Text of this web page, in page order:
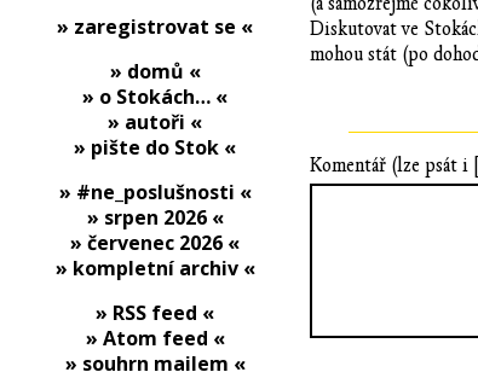
Diskutovat ve
mohou stát (po
Komentář (lze psát i
» zaregistrovat se «
» domů «
» o Stokách… «
» autoři «
» pište do Stok «
» #ne_poslušnosti «
» srpen 2026 «
» červenec 2026 «
» kompletní archiv «
» RSS feed «
» Atom feed «
» souhrn mailem «